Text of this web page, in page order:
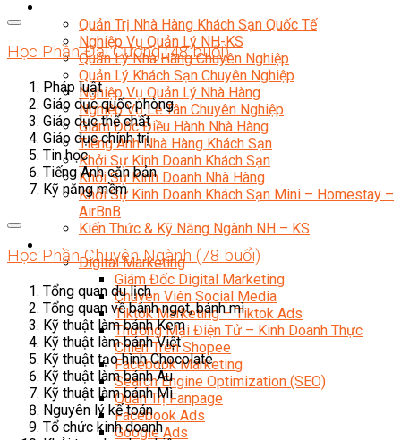
Quản Trị Nhà Hàng Khách Sạn Quốc Tế
Nghiệp Vụ Quản Lý NH-KS
Quản Lý Nhà Hàng Chuyên Nghiệp
Quản Lý Khách Sạn Chuyên Nghiệp
Nghiệp Vụ Quản Lý Nhà Hàng
Nghiệp Vụ Lễ Tân Chuyên Nghiệp
Giám Đốc Điều Hành Nhà Hàng
Tiếng Anh Nhà Hàng Khách Sạn
Khởi Sự Kinh Doanh Khách Sạn
Khởi Sự Kinh Doanh Nhà Hàng
Khởi Sự Kinh Doanh Khách Sạn Mini – Homestay –
AirBnB
Kiến Thức & Kỹ Năng Ngành NH – KS
Marketing
Digital Marketing
Giám Đốc Digital Marketing
Chuyên Viên Social Media
Tiktok Marketing – Tiktok Ads
Thương Mại Điện Tử – Kinh Doanh Thực
Chiến Trên Shopee
Facebook Marketing
Search Engine Optimization (SEO)
Quản Trị Fanpage
Facebook Ads
Google Ads
Học Phần Đại Cương (48 buổi)
Pháp luật
Giáo dục quốc phòng
Giáo dục thể chất
Giáo dục chính trị
Tin học
Tiếng Anh căn bản
Kỹ năng mềm
Học Phần Chuyên Ngành (78 buổi)
Tổng quan du lịch
Tổng quan về bánh ngọt, bánh mì
Kỹ thuật làm bánh Kem
Kỹ thuật làm bánh Việt
Kỹ thuật tạo hình Chocolate
Kỹ thuật làm bánh Âu
Kỹ thuật làm bánh Mì
Nguyên lý kế toán
Tổ chức kinh doanh